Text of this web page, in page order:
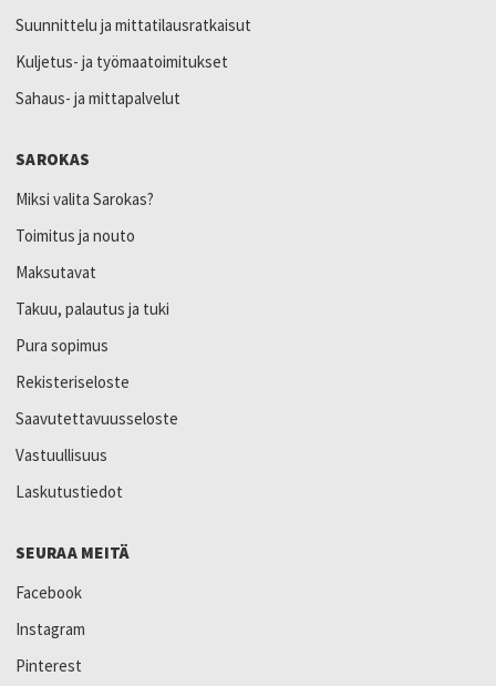
Suunnittelu ja mittatilausratkaisut
Kuljetus- ja työmaatoimitukset
Sahaus- ja mittapalvelut
SAROKAS
Miksi valita Sarokas?
Toimitus ja nouto
Maksutavat
Takuu, palautus ja tuki
Pura sopimus
Rekisteriseloste
Saavutettavuusseloste
Vastuullisuus
Laskutustiedot
SEURAA MEITÄ
Facebook
Instagram
Pinterest